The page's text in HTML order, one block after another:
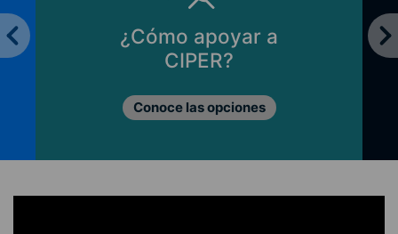
¿Cómo apoyar a
CIPER?
Conoce las opciones